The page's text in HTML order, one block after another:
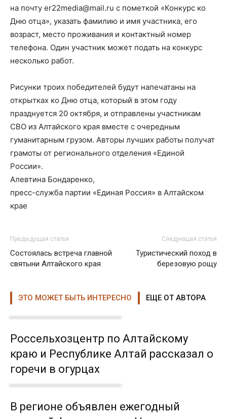
на почту er22media@mail.ru с пометкой «Конкурс ко
Дню отца», указать фамилию и имя участника, его
возраст, место проживания и контактный номер
телефона. Один участник может подать на конкурс
несколько работ.
Рисунки троих победителей будут напечатаны на
открытках ко Дню отца, который в этом году
празднуется 20 октября, и отправлены участникам
СВО из Алтайского края вместе с очередным
гуманитарным грузом. Авторы лучших работы получат
грамоты от регионального отделения «Единой
России».
Алевтина Бондаренко,
пресс-служба партии «Единая Россия» в Алтайском
крае
Предыдущая статья
Состоялась встреча главной
святыни Алтайского края
Следующая статья
Туристический поход в
березовую рощу
ЭТО МОЖЕТ БЫТЬ ИНТЕРЕСНО ЕЩЕ ОТ АВТОРА
Россельхозцентр по Алтайскому
краю и Республике Алтай рассказал о
горечи в огурцах
В регионе объявлен ежегодный